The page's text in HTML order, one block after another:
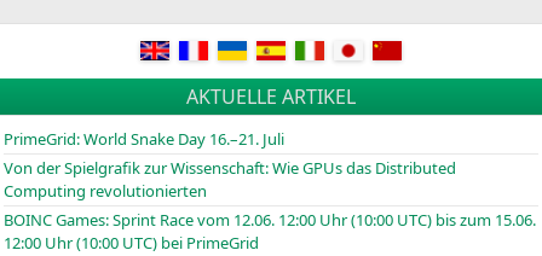
AKTUELLE ARTIKEL
PrimeGrid: World Snake Day 16.–21. Juli
Von der Spielgrafik zur Wissenschaft: Wie GPUs das Distributed
Computing revolutionierten
BOINCGames: Sprint Race vom 12.06. 12:00 Uhr (10:00 UTC) bis zum 15.06.
12:00 Uhr (10:00 UTC) bei PrimeGrid